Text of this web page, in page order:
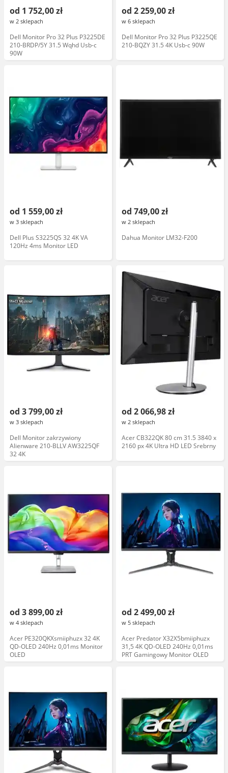
od 1 752,00 zł
w 2 sklepach
Dell Monitor Pro 32 Plus P3225DE
210-BRDP/5Y 31.5 Wqhd Usb-c
90W
od 2 259,00 zł
w 6 sklepach
Dell Monitor Pro 32 Plus P3225QE
210-BQZY 31.5 4K Usb-c 90W
od 1 559,00 zł
w 3 sklepach
Dell Plus S3225QS 32 4K VA
120Hz 4ms Monitor LED
od 749,00 zł
w 2 sklepach
Dahua Monitor LM32-F200
od 3 799,00 zł
w 3 sklepach
Dell Monitor zakrzywiony
Alienware 210-BLLV AW3225QF
32 4K
od 2 066,98 zł
w 2 sklepach
Acer CB322QK 80 cm 31.5 3840 x
2160 px 4K Ultra HD LED Srebrny
od 3 899,00 zł
w 4 sklepach
Acer PE320QKXsmiiphuzx 32 4K
QD-OLED 240Hz 0,01ms Monitor
OLED
od 2 499,00 zł
w 5 sklepach
Acer Predator X32X5bmiiphuzx
31,5 4K QD-OLED 240Hz 0,01ms
PRT Gamingowy Monitor OLED